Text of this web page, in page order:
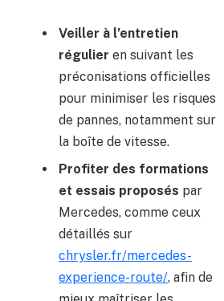
Veiller à l’entretien
régulier en suivant les
préconisations officielles
pour minimiser les risques
de pannes, notamment sur
la boîte de vitesse.
Profiter des formations
et essais proposés par
Mercedes, comme ceux
détaillés sur
chrysler.fr/mercedes-
experience-route/, afin de